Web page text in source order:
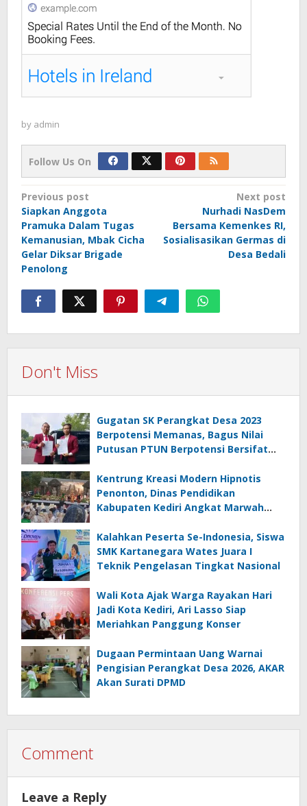
by admin
Follow Us On
Post
navigation
Previous post
Siapkan Anggota
Pramuka Dalam Tugas
Kemanusian, Mbak Cicha
Gelar Diksar Brigade
Penolong
Next post
Nurhadi NasDem
Bersama Kemenkes RI,
Sosialisasikan Germas di
Desa Bedali
Don't Miss
Gugatan SK Perangkat Desa 2023
Berpotensi Memanas, Bagus Nilai
Putusan PTUN Berpotensi Bersifat
Kentrung Kreasi Modern Hipnotis
Penonton, Dinas Pendidikan
Kabupaten Kediri Angkat Marwah
Kalahkan Peserta Se-Indonesia, Siswa
SMK Kartanegara Wates Juara I
Teknik Pengelasan Tingkat Nasional
Wali Kota Ajak Warga Rayakan Hari
Jadi Kota Kediri, Ari Lasso Siap
Meriahkan Panggung Konser
Dugaan Permintaan Uang Warnai
Pengisian Perangkat Desa 2026, AKAR
Akan Surati DPMD
Comment
Leave a Reply